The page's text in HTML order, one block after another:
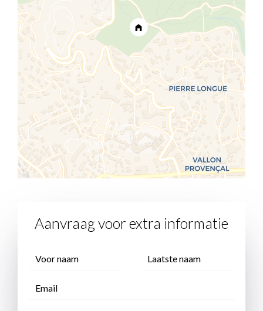
Aanvraag voor extra informatie